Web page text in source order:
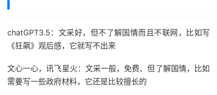
chatGPT3.5：文采好，但不了解国情而且不联网，比如写
《狂飙》观后感，它就写不出来
文心一心，讯飞星火：文采一般，免费、但了解国情，比如
需要写一些政府材料，它还是比较擅长的